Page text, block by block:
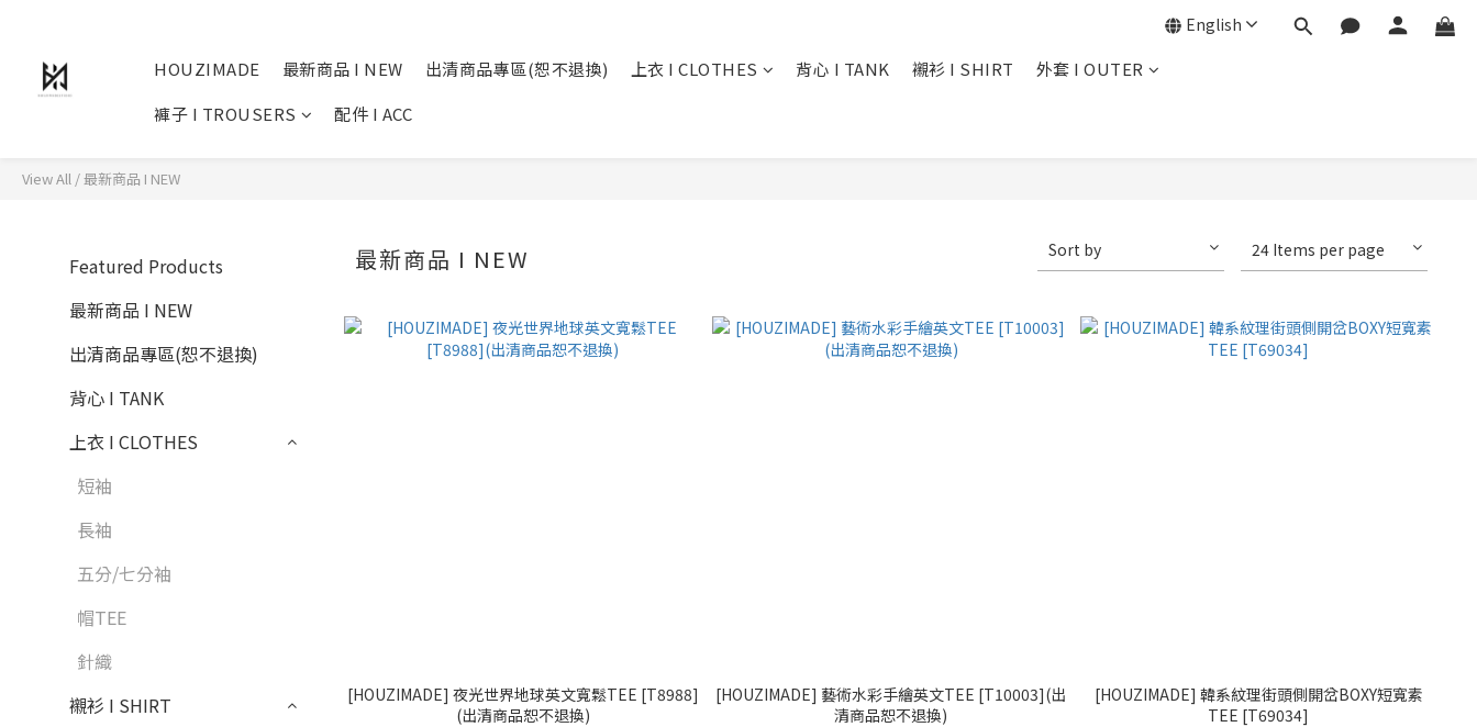
HOUZIMADE 最新商品 I NEW 出清商品專區(恕不退換) 上衣 I CLOTHES 背心 I TANK 襯衫 I SHIRT
外套 I OUTER
褲子 I TROUSERS
配件 I ACC
English
View All /最新商品 I NEW
Featured Products
最新商品 I NEW
出清商品專區(恕不退換)
背心 I TANK
上衣 I CLOTHES
短袖
長袖
五分/七分袖
帽TEE
針織
襯衫 I SHIRT
最新商品 I NEW Sort by 24 Items per page
[HOUZIMADE] 夜光世界地球英文寬鬆TEE [T8988]
(出清商品恕不退換)
[HOUZIMADE] 藝術水彩手繪英文TEE [T10003](出
清商品恕不退換)
[HOUZIMADE] 韓系紋理街頭側開岔BOXY短寬素
TEE [T69034]